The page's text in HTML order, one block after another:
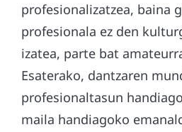
profesionalizatzea, baina
profesionala ez den
izatea, parte bat
Esaterako, dantzaren
profesionaltasun
maila handiagoko